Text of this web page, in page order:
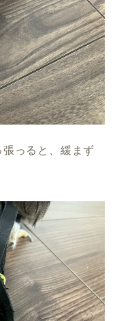
っると、緩まず